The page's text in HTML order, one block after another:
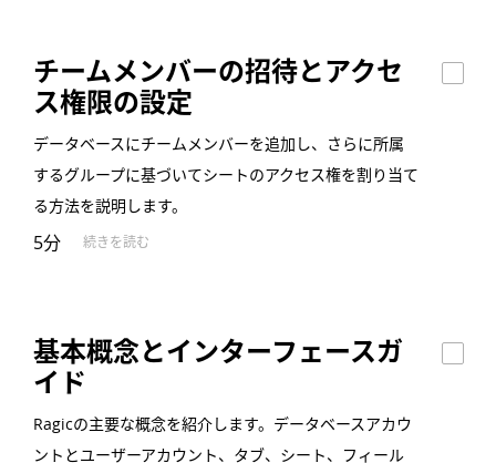
チームメンバーの招待とアクセ
ス権限の設定
データベースにチームメンバーを追加し、さらに所属
するグループに基づいてシートのアクセス権を割り当て
る方法を説明します。
5分 続きを読む
基本概念とインターフェースガ
イド
Ragicの主要な概念を紹介します。データベースアカウ
ントとユーザーアカウント、タブ、シート、フィール